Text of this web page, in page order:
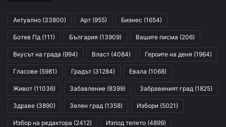
Актуално (33800) Арт (955) Бизнес (1654)
Ботев Пд (111) България (13909) Вашите писма (206)
Вкусът на града (994) Власт (4084) Героите на деня (1964)
Гласове (5981) Градът (31284) Евала (1068)
Живот (11036) Забавление (8399) Забравеният град (1825)
Здраве (3890) Зелен град (1358) Избори (5021)
Избор на редактора (2412) Изпод тепето (4899)